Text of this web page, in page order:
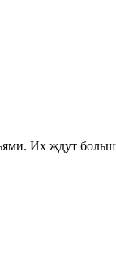
Их ждут